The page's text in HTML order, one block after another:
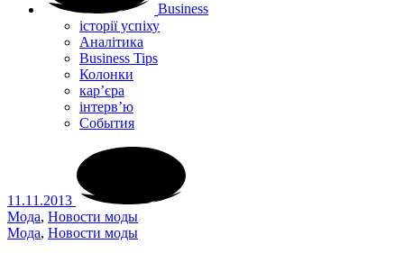
Business
історії успіху
Аналітика
Business Tips
Колонки
кар’єра
інтерв’ю
Cобытия
11.11.2013
Мода, Новости моды
Мода, Новости моды